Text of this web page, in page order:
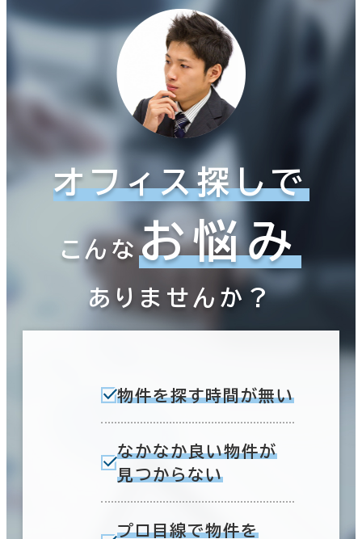
オフィス探しで
こんなお悩み
ありませんか？
物件を探す時間が無い
なかなか良い物件が
見つからない
プロ目線で物件を